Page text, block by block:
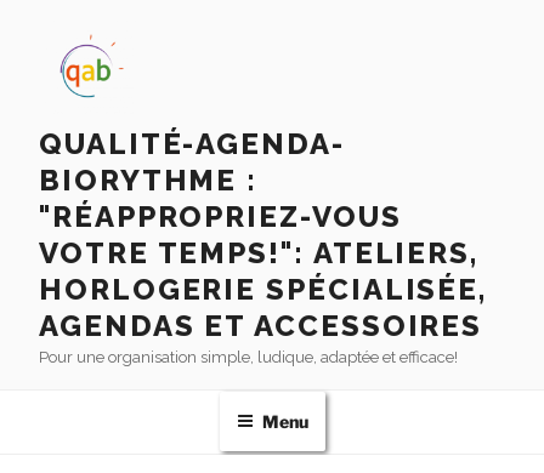
QUALITÉ-AGENDA-
BIORYTHME :
"RÉAPPROPRIEZ-VOUS
VOTRE TEMPS!": ATELIERS,
HORLOGERIE SPÉCIALISÉE,
AGENDAS ET ACCESSOIRES
Pour une organisation simple, ludique, adaptée et efficace!
Menu